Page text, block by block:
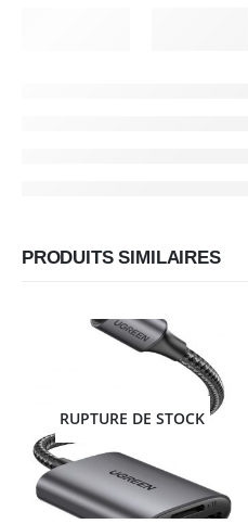
PRODUITS SIMILAIRES
RUPTURE DE STOCK